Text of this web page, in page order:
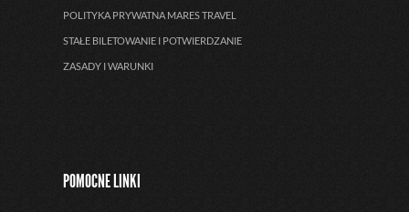
POLITYKA PRYWATNA MARES TRAVEL
STAŁE BILETOWANIE I POTWIERDZANIE
ZASADY I WARUNKI
POMOCNE LINKI